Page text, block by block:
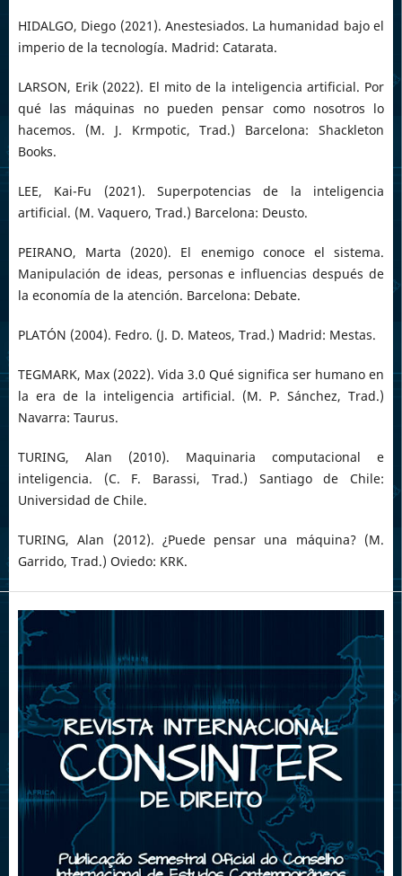
HIDALGO, Diego (2021). Anestesiados. La humanidad bajo el
imperio de la tecnología. Madrid: Catarata.
LARSON, Erik (2022). El mito de la inteligencia artificial. Por
qué las máquinas no pueden pensar como nosotros lo
hacemos. (M. J. Krmpotic, Trad.) Barcelona: Shackleton
Books.
LEE, Kai-Fu (2021). Superpotencias de la inteligencia
artificial. (M. Vaquero, Trad.) Barcelona: Deusto.
PEIRANO, Marta (2020). El enemigo conoce el sistema.
Manipulación de ideas, personas e influencias después de
la economía de la atención. Barcelona: Debate.
PLATÓN (2004). Fedro. (J. D. Mateos, Trad.) Madrid: Mestas.
TEGMARK, Max (2022). Vida 3.0 Qué significa ser humano en
la era de la inteligencia artificial. (M. P. Sánchez, Trad.)
Navarra: Taurus.
TURING, Alan (2010). Maquinaria computacional e
inteligencia. (C. F. Barassi, Trad.) Santiago de Chile:
Universidad de Chile.
TURING, Alan (2012). ¿Puede pensar una máquina? (M.
Garrido, Trad.) Oviedo: KRK.